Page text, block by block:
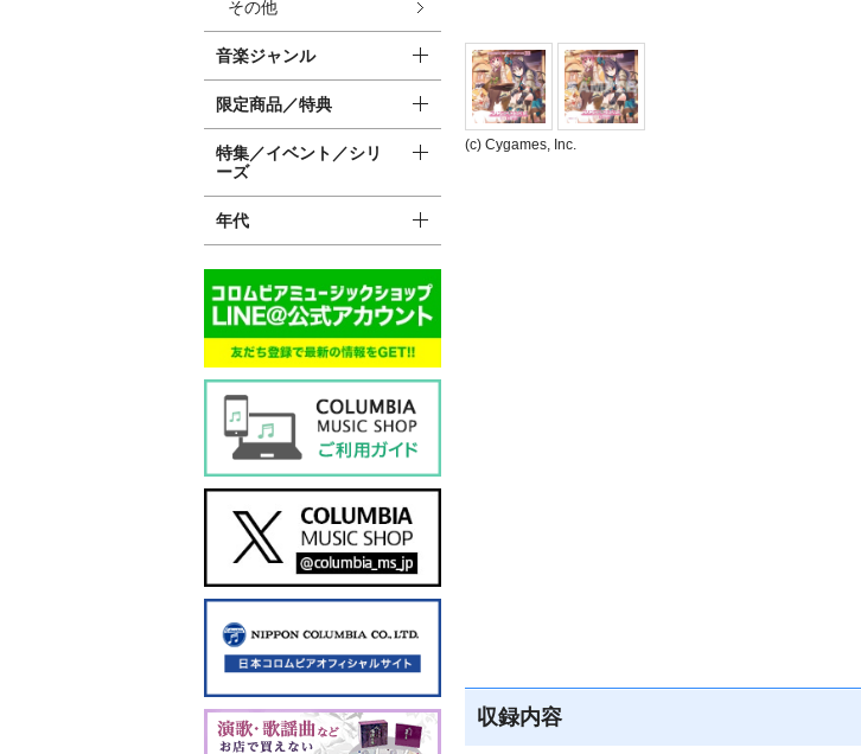
(c) Cygames, Inc.
収録内容
その他
音楽ジャンル
限定商品／特典
特集／イベント／シリ
ーズ
年代